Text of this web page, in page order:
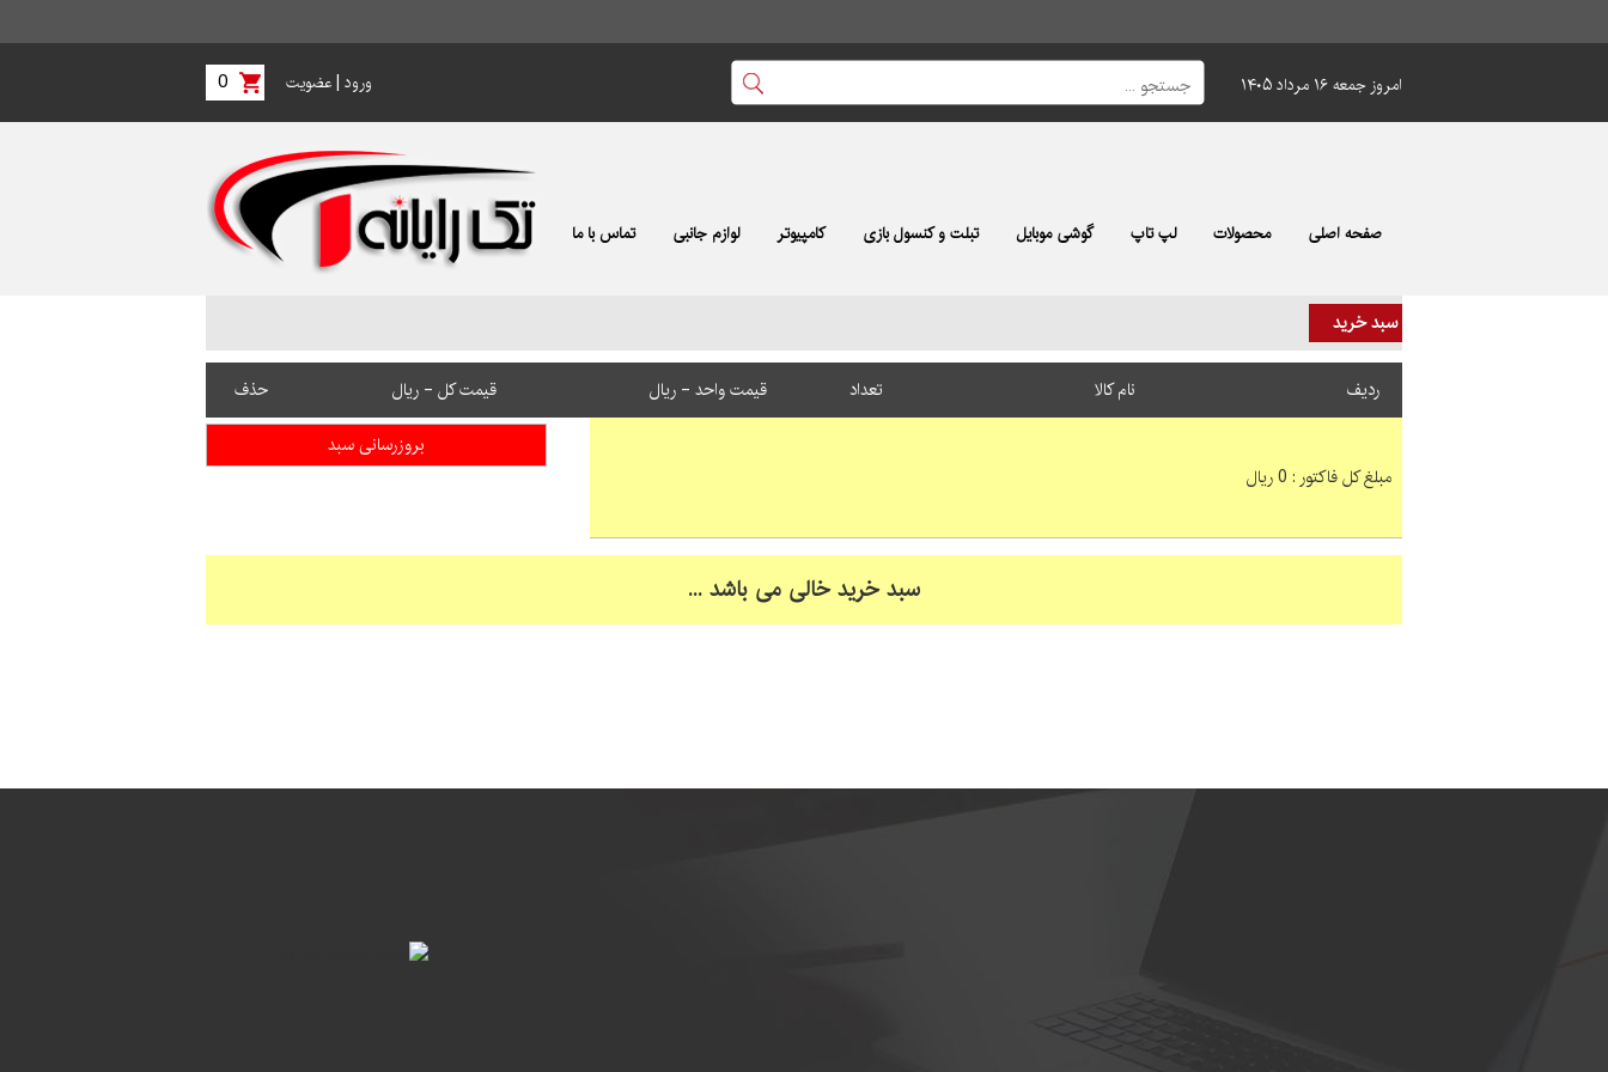
امروز جمعه ۱۶ مرداد ۱۴۰۵ 0 ورود |عضویت
صفحه اصلی محصولات لپ تاپ گوشی موبایل تبلت و کنسول بازی کامپیوتر لوازم جانبی تماس با ما
سبد خرید
ردیف نام کالا تعداد قیمت واحد - ریال قیمت کل - ریال حذف
مبلغ کل فاکتور : 0 ریال
سبد خرید خالی می باشد ...